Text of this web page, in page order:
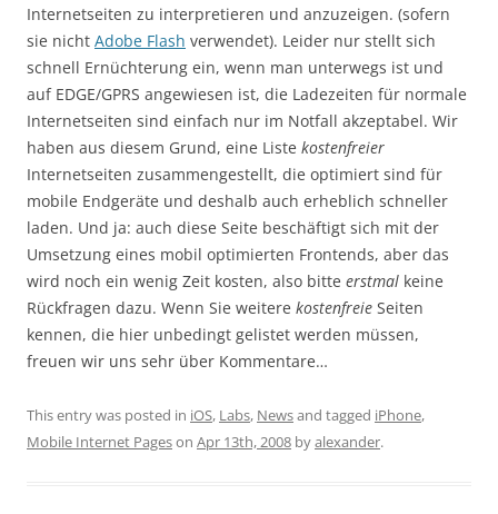
Internetseiten zu interpretieren und anzuzeigen. (sofern
sie nicht Adobe Flash verwendet). Leider nur stellt sich
schnell Ernüchterung ein, wenn man unterwegs ist und
auf EDGE/GPRS angewiesen ist, die Ladezeiten für normale
Internetseiten sind einfach nur im Notfall akzeptabel. Wir
haben aus diesem Grund, eine Liste kostenfreier
Internetseiten zusammengestellt, die optimiert sind für
mobile Endgeräte und deshalb auch erheblich schneller
laden. Und ja: auch diese Seite beschäftigt sich mit der
Umsetzung eines mobil optimierten Frontends, aber das
wird noch ein wenig Zeit kosten, also bitte erstmal keine
Rückfragen dazu. Wenn Sie weitere kostenfreie Seiten
kennen, die hier unbedingt gelistet werden müssen,
freuen wir uns sehr über Kommentare…
This entry was posted in iOS, Labs, Newsand tagged iPhone,
Mobile Internet Pageson Apr 13th, 2008 byalexander.